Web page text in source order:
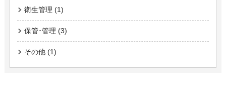
衛生管理 (1)
保管･管理 (3)
その他 (1)